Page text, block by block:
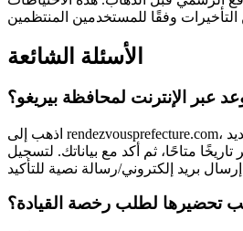
الأسئلة الشائعة
عبر الإنترنت لمحافظة بيريغو؟
اذهب إلى rendezvousprefecture.com، اختر إجراءك (مثل: تجديد
تاريخًا متاحًا، ثم أكد مع بياناتك. لتسجيل
تحضيرها لطلب رخصة القيادة؟